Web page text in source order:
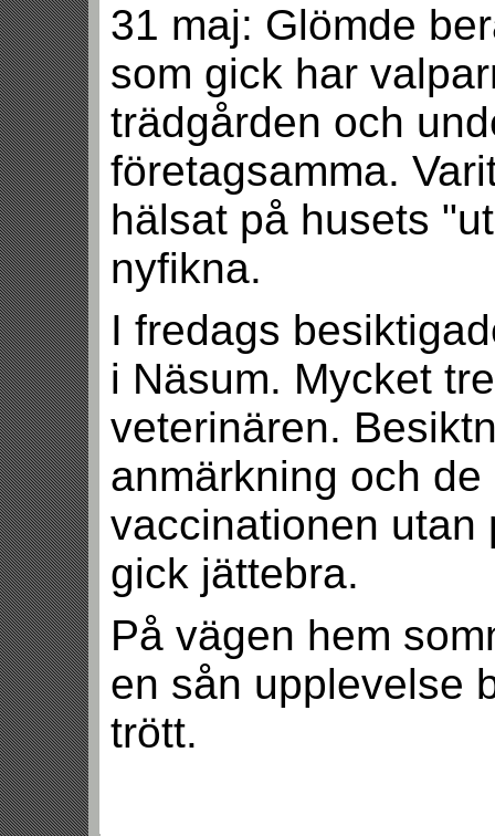
31 maj: Glömde
som gick har
trädgården och
företagsamma.
hälsat på husets
nyfikna.
I fredags
i Näsum. Mycket
veterinären.
anmärkning och
vaccinationen utan
gick jättebra.
På vägen hem
en sån upplevelse
trött.